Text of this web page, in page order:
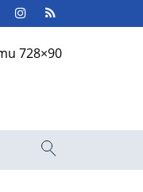
YouTube Instagram
Feed
Vyhľadávanie